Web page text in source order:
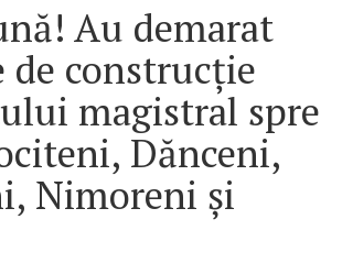
Au demarat
construcție
magistral spre
Dănceni,
Nimoreni și